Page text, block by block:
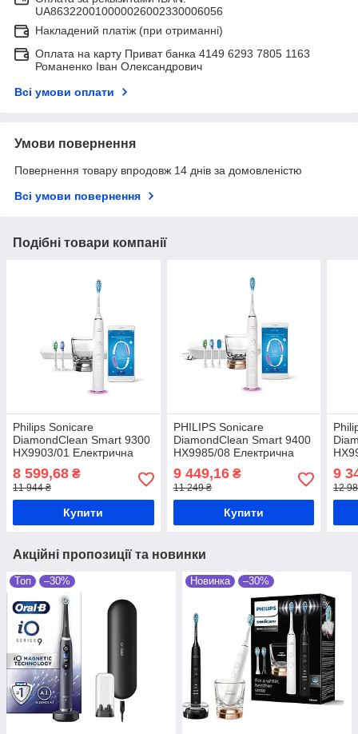
UA863220010000026002330006056
Накладений платіж (при отриманні)
Оплата на карту Приват банка 4149 6293 7805 1163
Романенко Іван Олександрович
Всі умови оплати
Умови повернення
Повернення товару впродовж 14 днів за домовленістю
Всі умови повернення
Подібні товари компанії
Philips Sonicare
DiamondClean Smart 9300
HX9903/01 Електрична
зубна щітка
8 599,68 ₴
11 944 ₴
Купити
PHILIPS Sonicare
DiamondClean Smart 9400
HX9985/08 Електрична
зубна щітка
9 449,16₴
11 249 ₴
Купити
9
12
Акційні пропозиції та новинки
Топ –30% Новинка –30%